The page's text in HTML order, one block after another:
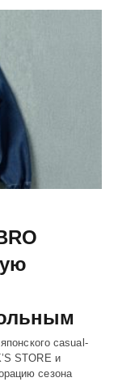
casual-
STORE и
сезона